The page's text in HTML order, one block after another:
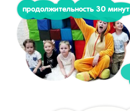
продолжительность 30 минут